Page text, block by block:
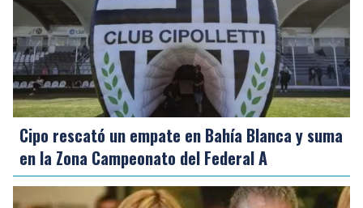
Cipo rescató un empate en Bahía Blanca y suma
en la Zona Campeonato del Federal A